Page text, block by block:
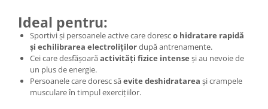
Ideal pentru:
Sportivi și persoanele active care doresco hidratare rapidă
și echilibrarea electrolițilordupă antrenamente.
Cei care desfășoarăactivități fizice intense și au nevoie de
un plus de energie.
Persoanele care doresc săevite deshidratarea și crampele
musculare în timpul exercițiilor.